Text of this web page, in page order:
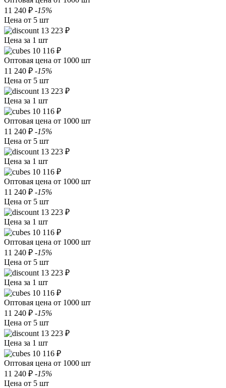
11 240 ₽ -15%
Цена от 5 шт
13 223 ₽
Цена за 1 шт
10 116 ₽
Оптовая цена от 1000 шт
11 240 ₽ -15%
Цена от 5 шт
13 223 ₽
Цена за 1 шт
10 116 ₽
Оптовая цена от 1000 шт
11 240 ₽ -15%
Цена от 5 шт
13 223 ₽
Цена за 1 шт
10 116 ₽
Оптовая цена от 1000 шт
11 240 ₽ -15%
Цена от 5 шт
13 223 ₽
Цена за 1 шт
10 116 ₽
Оптовая цена от 1000 шт
11 240 ₽ -15%
Цена от 5 шт
13 223 ₽
Цена за 1 шт
10 116 ₽
Оптовая цена от 1000 шт
11 240 ₽ -15%
Цена от 5 шт
13 223 ₽
Цена за 1 шт
10 116 ₽
Оптовая цена от 1000 шт
11 240 ₽ -15%
Цена от 5 шт